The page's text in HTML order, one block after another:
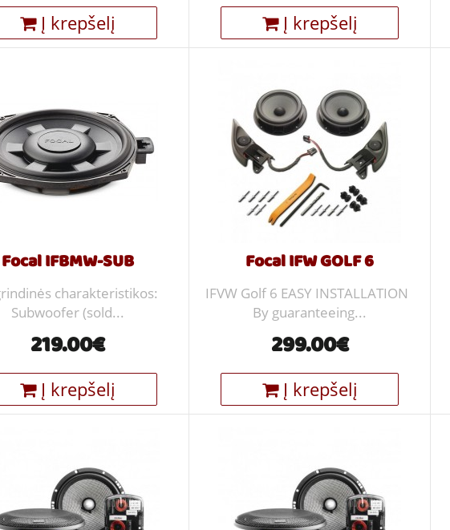
Į krepšelį Į krepšelį
Focal IFBMW-SUB
charakteristikos:
Subwoofer (sold...
219.00€
Į krepšelį
Focal IFW GOLF 6
IFVW Golf 6 EASY INSTALLATION
By guaranteeing...
299.00€
Į krepšelį